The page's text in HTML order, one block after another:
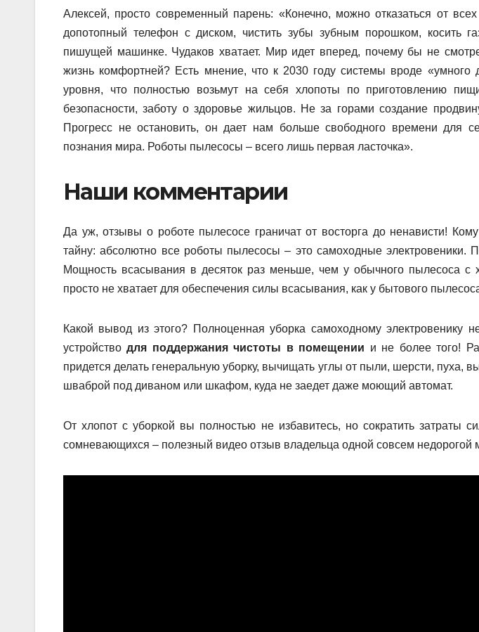
Алексей, просто современный парень: «Конечно, можно отказаться от
допотопный телефон с диском, чистить зубы зубным порошком, косить
пишущей машинке. Чудаков хватает. Мир идет вперед, почему бы не
жизнь комфортней? Есть мнение, что к 2030 году системы вроде «умного
уровня, что полностью возьмут на себя хлопоты по приготовлению
безопасности, заботу о здоровье жильцов. Не за горами создание
Прогресс не остановить, он дает нам больше свободного времени для
познания мира. Роботы пылесосы – всего лишь первая ласточка».
Наши комментарии
Да уж, отзывы о роботе пылесосе граничат от восторга до ненависти!
тайну: абсолютно все роботы пылесосы – это самоходные электровеники.
Мощность всасывания в десяток раз меньше, чем у обычного пылесоса с
просто не хватает для обеспечения силы всасывания, как у бытового
Какой вывод из этого? Полноценная уборка самоходному электровенику
устройстводля поддержания чистоты в помещении и не более того!
придется делать генеральную уборку, вычищать углы от пыли, шерсти, пуха,
шваброй под диваном или шкафом, куда не заедет даже моющий автомат.
От хлопот с уборкой вы полностью не избавитесь, но сократить затраты
сомневающихся – полезный видео отзыв владельца одной совсем недорогой